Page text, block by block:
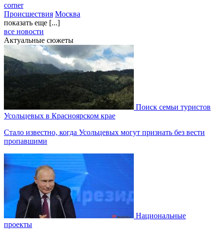
corner
Происшествия Москва
показать еще [...]
все новости
Актуальные сюжеты
Поиск семьи туристов
Усольцевых в Красноярском крае
Стало известно, когда Усольцевых могут признать без вести
пропавшими
Национальные
проекты